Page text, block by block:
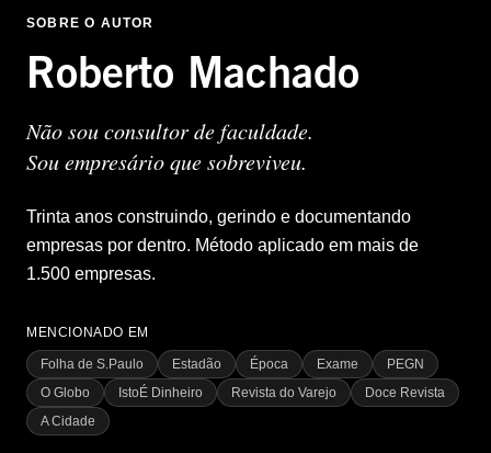
SOBRE O AUTOR
Roberto Machado
Não sou consultor de faculdade.
Sou empresário que sobreviveu.
Trinta anos construindo, gerindo e documentando
empresas por dentro. Método aplicado em mais de
1.500 empresas.
MENCIONADO EM
Folha de S.Paulo Estadão Época Exame
PEGN
O Globo
IstoÉ Dinheiro Revista do Varejo
Doce Revista
A Cidade